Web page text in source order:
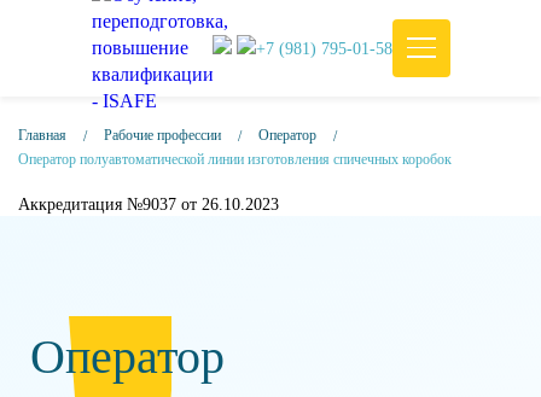
+7 (981) 795-01-58
Главная Рабочие профессии
Оператор
Оператор полуавтоматической линии изготовления спичечных коробок
Аккредитация №9037 от 26.10.2023
Оператор